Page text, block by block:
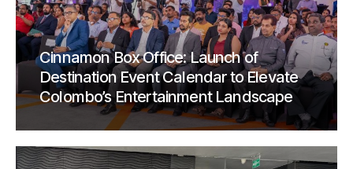
Cinnamon Box Office: Launch of
Destination Event Calendar to Elevate
Colombo’s Entertainment Landscape